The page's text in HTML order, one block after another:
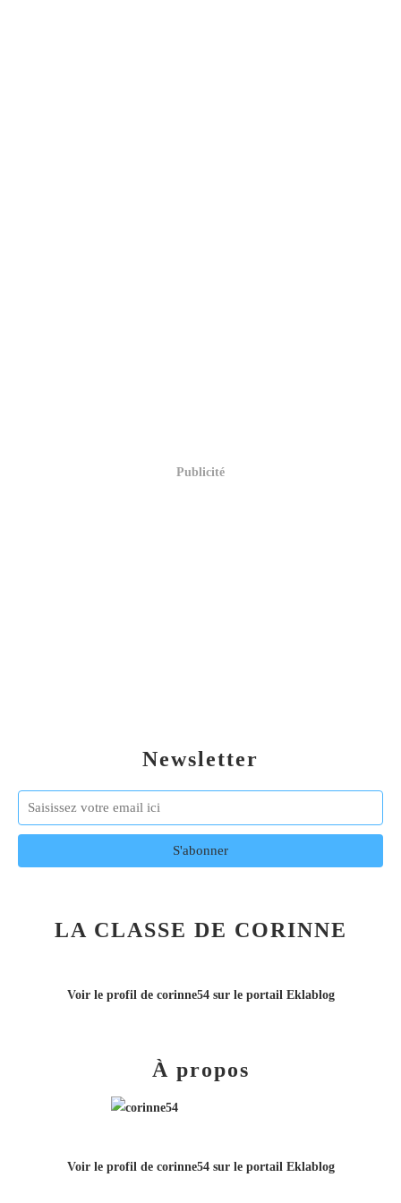
Newsletter
Publicité
LA CLASSE DE CORINNE
Voir le profil de corinne54sur le portail Eklablog
À propos
Voir le profil de corinne54sur le portail Eklablog